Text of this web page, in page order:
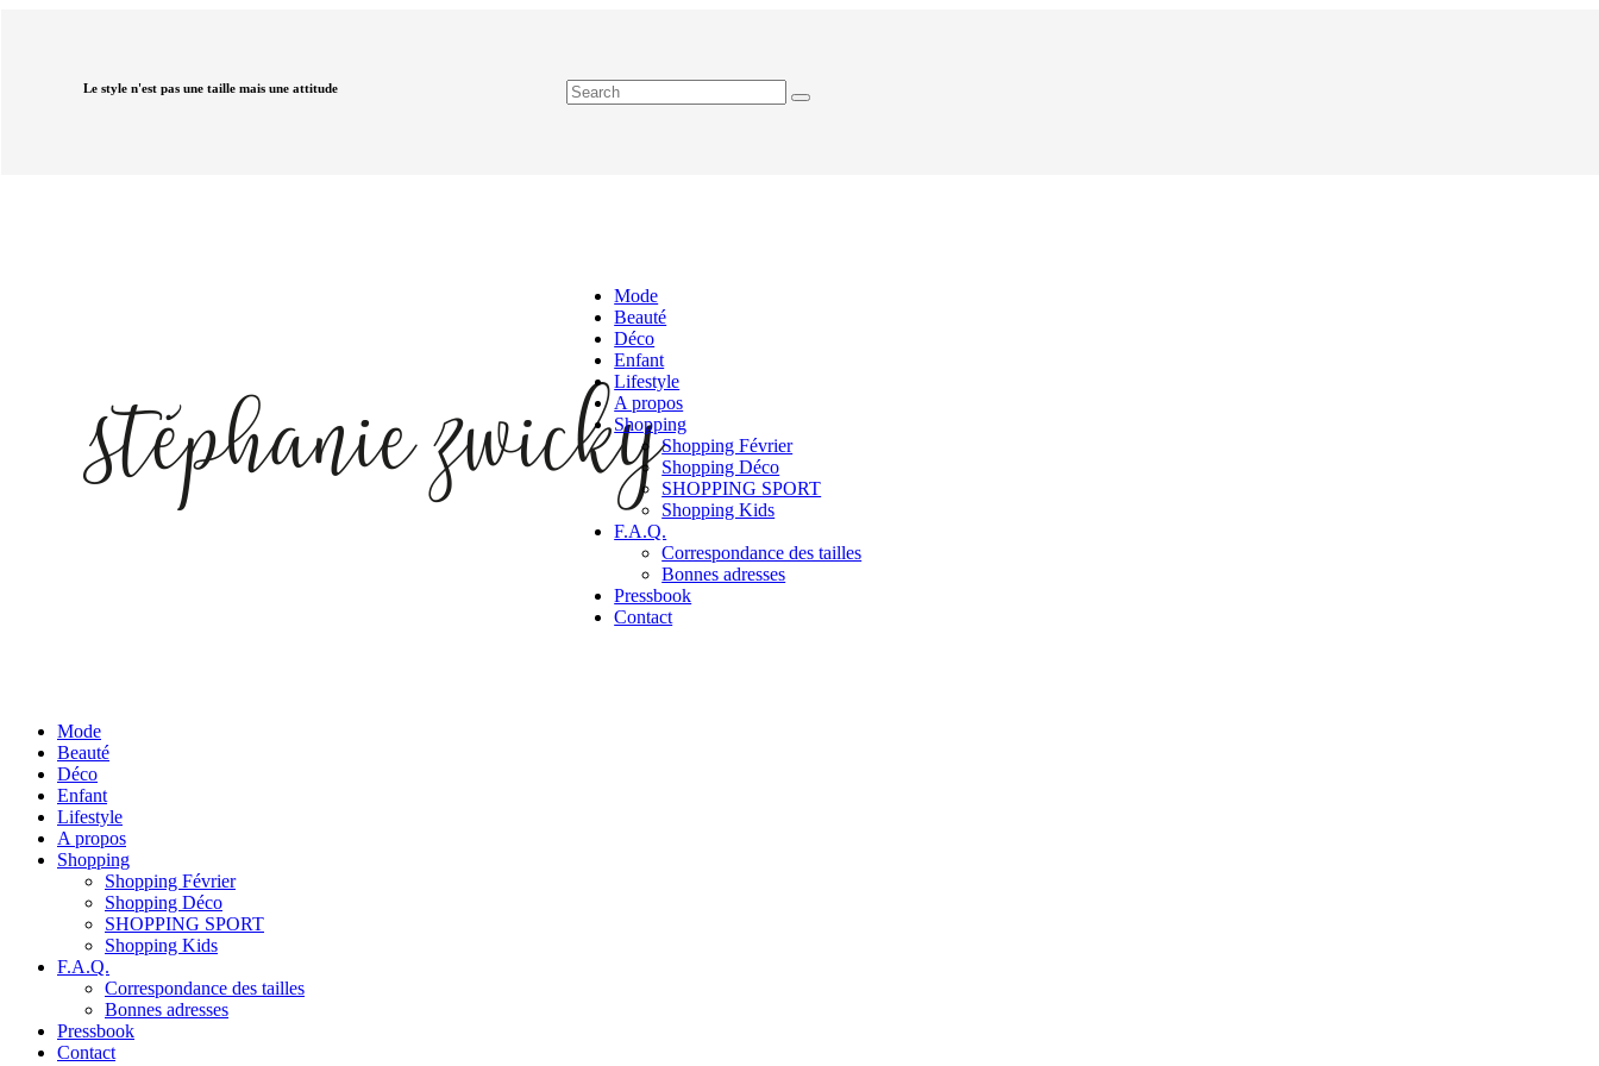
Le style n'est pas une taille mais une attitude
Mode
Beauté
Déco
Enfant
Lifestyle
A propos
Shopping
Shopping Février
Shopping Déco
SHOPPING SPORT
Shopping Kids
F.A.Q.
Correspondance des tailles
Bonnes adresses
Pressbook
Contact
Mode
Beauté
Déco
Enfant
Lifestyle
A propos
Shopping
Shopping Février
Shopping Déco
SHOPPING SPORT
Shopping Kids
F.A.Q.
Correspondance des tailles
Bonnes adresses
Pressbook
Contact